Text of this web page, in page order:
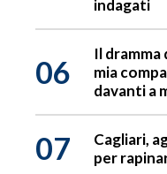
indagati
06
Il dramma
mia
davanti a
07
Cagliari,
per